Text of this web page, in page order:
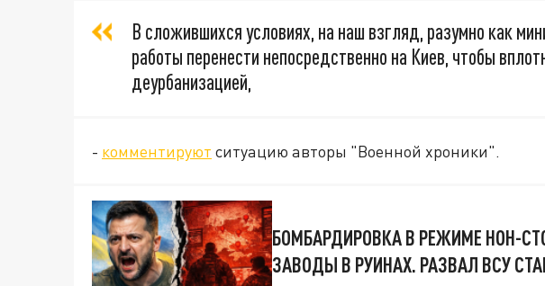
В сложившихся условиях, на наш взгляд, разумно как
работы перенести непосредственно на Киев, чтобы
деурбанизацией,
- комментируют ситуацию авторы "Военной хроники".
БОМБАРДИРОВКА В РЕЖИМЕ НОН-
ЗАВОДЫ В РУИНАХ. РАЗВАЛ ВСУ